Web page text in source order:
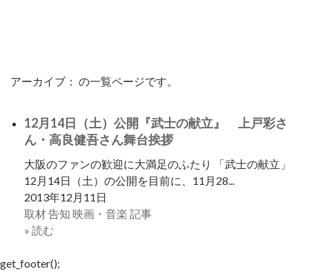
アーカイブ： の一覧ページです。
12月14日（土）公開『武士の献立』 上戸彩さ
ん・高良健吾さん舞台挨拶
大阪のファンの歓迎に大満足のふたり 「武士の献立」
12月14日（土）の公開を目前に、11月28...
2013年12月11日
取材告知 映画・音楽 記事
» 読む
get_footer();